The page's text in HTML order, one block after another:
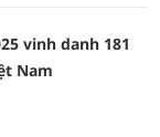
vinh danh 181
Nam